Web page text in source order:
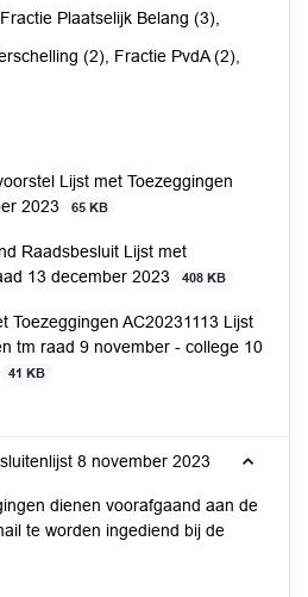
Plaatselijk Belang (3),
(2), Fractie PvdA (2),
Lijst met Toezeggingen
2023
65 KB
Raadsbesluit Lijst met
13 december 2023
408 KB
Toezeggingen AC20231113 Lijst
tm raad 9 november - college 10
41 KB
8 november 2023
dienen voorafgaand aan de
te worden ingediend bij de